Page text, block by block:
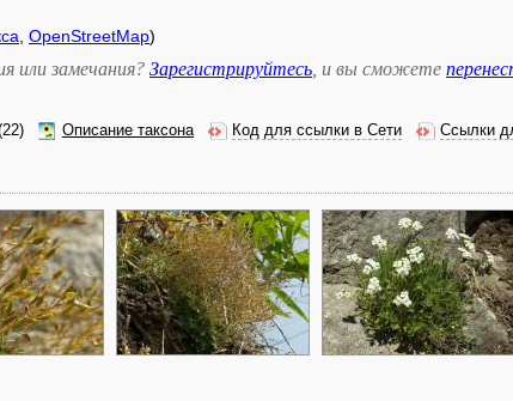
OpenStreetMap)
или замечания? Зарегистрируйтесь , и вы сможете
Описание таксона Код для ссылки в Сети Ссылки